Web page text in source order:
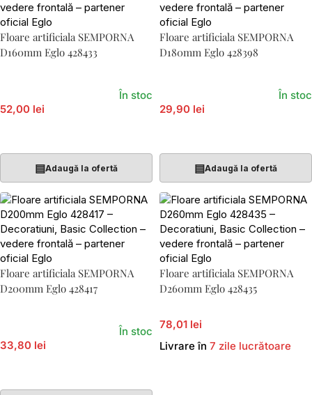
Floare artificiala SEMPORNA
D160mm Eglo 428433
52,00 lei
În stoc
▤Adaugă la ofertă
Floare artificiala SEMPORNA
D180mm Eglo 428398
29,90 lei
În stoc
▤Adaugă la ofertă
Floare artificiala SEMPORNA
D200mm Eglo 428417
33,80 lei
În stoc
Floare artificiala SEMPORNA
D260mm Eglo 428435
78,01 lei
Livrare în 7 zile lucrătoare